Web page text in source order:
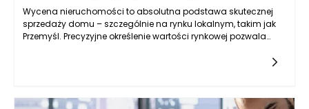
Wycena nieruchomości to absolutna podstawa skutecznej
sprzedaży domu – szczególnie na rynku lokalnym, takim jak
Przemyśl. Precyzyjne określenie wartości rynkowej pozwala
stratę finansową, jak i przeszacowania, które może odstraszyć
ustalenie realistycznej ceny ofertowej, która odzwierciedla